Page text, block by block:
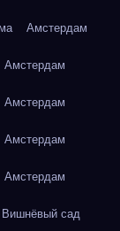
Амстердам
Амстердам
Амстердам
Амстердам
Амстердам
сад